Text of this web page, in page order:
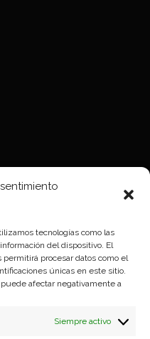
tecnologías como las
del dispositivo. El
procesar datos como el
únicas en este sitio.
afectar negativamente a
Siempre activo